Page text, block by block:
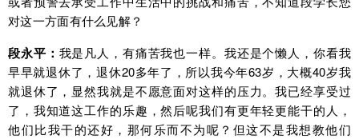
对这一方面有什么见解？
段永平： 我是凡人，有痛苦我也一样。我还是个懒人，你看我
早早就退休了，退休20多年了，所以我今年63岁，大概40岁我
就退休了，显然我就是不愿意面对这样的压力。我已经享受过
了，我知道这工作的乐趣，然后呢我们有更年轻更能干的人，
他们比我干的还好，那何乐而不为呢？但这不是我想教他们